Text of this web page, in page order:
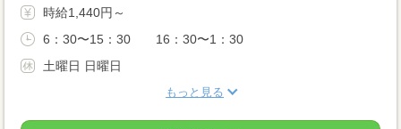
時給1,440円～
6：30〜15：30 16：30〜1：30
土曜日 日曜日
もっと見る